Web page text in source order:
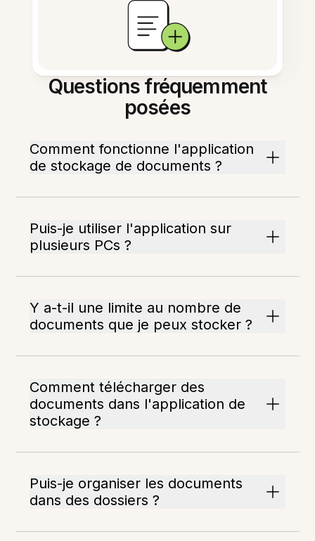
Questions fréquemment
posées
Comment fonctionne l'application
de stockage de documents ?
Puis-je utiliser l'application sur
plusieurs PCs ?
Y a-t-il une limite au nombre de
documents que je peux stocker ?
Comment télécharger des
documents dans l'application de
stockage ?
Puis-je organiser les documents
dans des dossiers ?